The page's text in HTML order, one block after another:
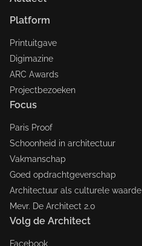
Platform
Printuitgave
Digimazine
ARC Awards
Projectbezoeken
Focus
Paris Proof
Schoonheid in architectuur
Vakmanschap
Goed opdrachtgeverschap
Architectuur als culturele waarde
Mevr. De Architect 2.0
Volg de Architect
Facebook